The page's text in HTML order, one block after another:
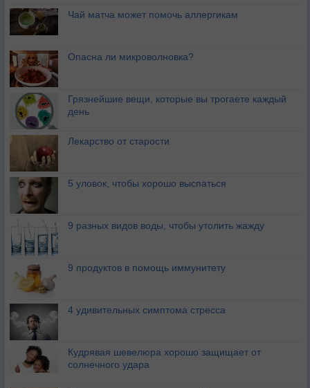
Чай матча может помочь аллергикам
Опасна ли микроволновка?
Грязнейшие вещи, которые вы трогаете каждый
день
Лекарство от старости
5 уловок, чтобы хорошо выспаться
9 разных видов воды, чтобы утолить жажду
9 продуктов в помощь иммунитету
4 удивительных симптома стресса
Кудрявая шевелюра хорошо защищает от
солнечного удара